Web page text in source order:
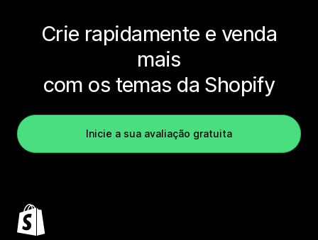
Crie rapidamente e venda
mais
com os temas da Shopify
Inicie a sua avaliação gratuita